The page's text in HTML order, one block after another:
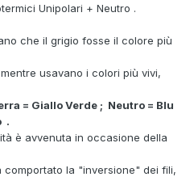
Unipolari + Neutro .
che il grigio fosse il colore più
usavano i colori più vivi,
= Giallo Verde ; Neutro = Blu
.
è avvenuta in occasione della
la "inversione" dei fili,